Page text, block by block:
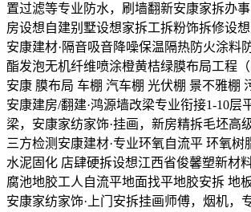
置过滤等专业防水，刷墙翻新安康家拆办
房设想自建别墅设想家拆工拆粉饰拆修设
安康建材·隔音吸音降噪保温隔热防火涂料
酯发泡无机纤维喷涂橙黄桔绿膜布局工程（
安康 膜布局 车棚 汽车棚 光伏棚 景不雅棚
安康建房/翻建·鸿源墙改梁专业衔接1-10层
梁，安康家纺家饰·挂画，新房精拆毛坯高
三方检测安康建材·专业环氧自流平 环氧树
水泥固化 店肆硬拆设想江西省俊馨塑新材
腐池地胶工人自流平地面找平地胶安拆 地
安康家纺家饰·上门安拆挂画师傅，烟机，